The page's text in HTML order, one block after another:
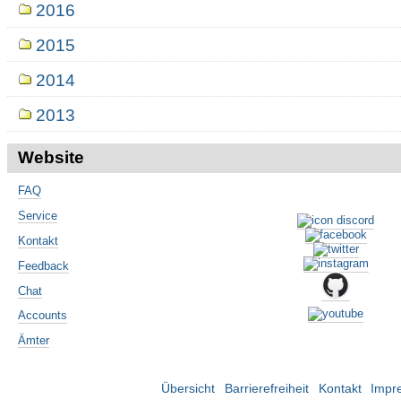
2016
2015
2014
2013
Website
FAQ
Service
Kontakt
Feedback
Chat
Accounts
Ämter
Übersicht Barrierefreiheit Kontakt